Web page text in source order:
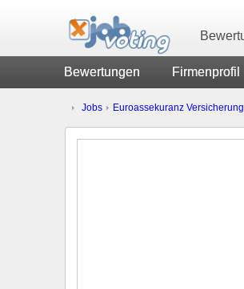
Bewertungen Firmenprofil
Jobs Euroassekuranz